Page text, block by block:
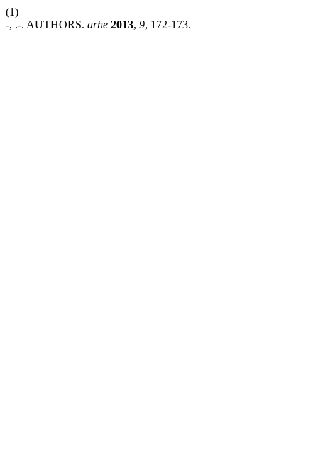
(1)
-, .-. AUTHORS. arhe 2013, 9, 172-173.